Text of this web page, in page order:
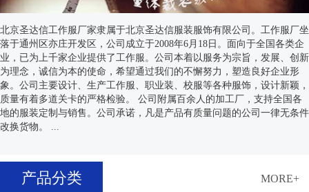
北京圣达信工作服厂家隶属于北京圣达信服装服饰有限公司。工作服厂坐
落于通州区亦庄开发区，公司成立于2008年6月18日。面向于全国各类企
业，已为上千家企业提供了工作服。公司本着以服务为宗旨，发展、创新
为理念，诚信为本的使命，希望通过我们的不懈努力，塑造良好企业形
象。公司主要设计、生产工作服、职业装、校服等各种服饰，设计新颖，
质量有着多道关卡的严格检验。 公司附属百余人的加工厂，支持全国各
地的服装定制与销售。公司承诺，凡是产品有质量问题的公司一律无条件
改换货物。 ...
产品分类 MORE+